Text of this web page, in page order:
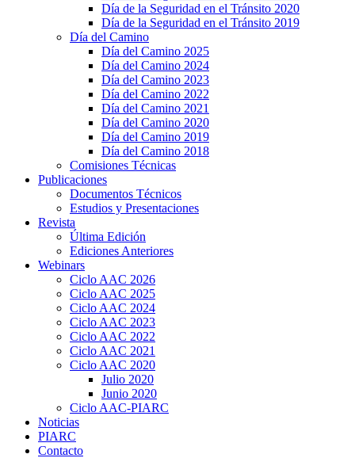
Día de la Seguridad en el Tránsito 2020
Día de la Seguridad en el Tránsito 2019
Día del Camino
Día del Camino 2025
Día del Camino 2024
Día del Camino 2023
Día del Camino 2022
Día del Camino 2021
Día del Camino 2020
Día del Camino 2019
Día del Camino 2018
Comisiones Técnicas
Publicaciones
Documentos Técnicos
Estudios y Presentaciones
Revista
Última Edición
Ediciones Anteriores
Webinars
Ciclo AAC 2026
Ciclo AAC 2025
Ciclo AAC 2024
Ciclo AAC 2023
Ciclo AAC 2022
Ciclo AAC 2021
Ciclo AAC 2020
Julio 2020
Junio 2020
Ciclo AAC-PIARC
Noticias
PIARC
Contacto